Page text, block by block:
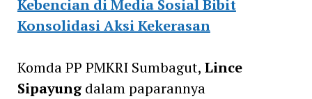
Kebencian di Media Sosial Bibit
Konsolidasi Aksi Kekerasan
Komda PP PMKRI Sumbagut, Lince
Sipayung dalam paparannya